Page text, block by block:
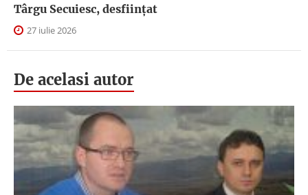
Târgu Secuiesc, desfiinţat
27 iulie 2026
De acelasi autor